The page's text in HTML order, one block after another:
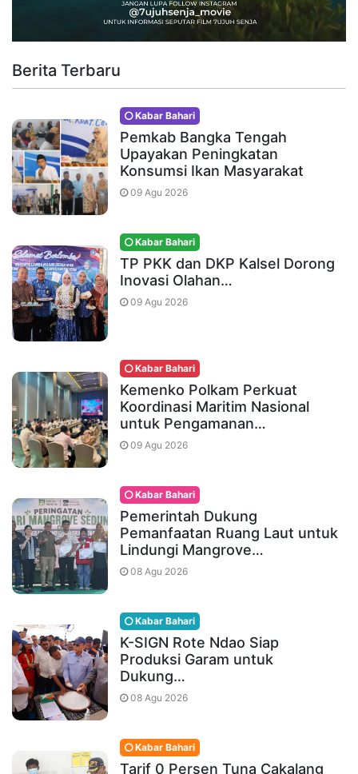
Berita Terbaru
Kabar Bahari
Pemkab Bangka Tengah
Upayakan Peningkatan
Konsumsi Ikan Masyarakat
09 Agu 2026
Kabar Bahari
TP PKK dan DKP Kalsel Dorong
Inovasi Olahan…
09 Agu 2026
Kabar Bahari
Kemenko Polkam Perkuat
Koordinasi Maritim Nasional
untuk Pengamanan…
09 Agu 2026
Kabar Bahari
Pemerintah Dukung
Pemanfaatan Ruang Laut untuk
Lindungi Mangrove…
08 Agu 2026
Kabar Bahari
K-SIGN Rote Ndao Siap
Produksi Garam untuk
Dukung…
08 Agu 2026
Kabar Bahari
Tarif 0 Persen Tuna Cakalang